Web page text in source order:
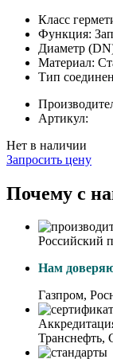
Класс
Функция:
Диаметр
Материал:
Тип
Артикул:
Нет в наличии
Запросить цену
Почему с
Российский
Нам
Газпром,
Транснефть,